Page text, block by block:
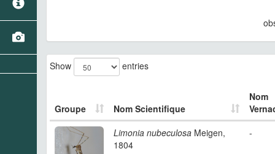
Show entries
Groupe Nom Scientifique
Nom
Limonia nubeculosa Meigen,
1804
-